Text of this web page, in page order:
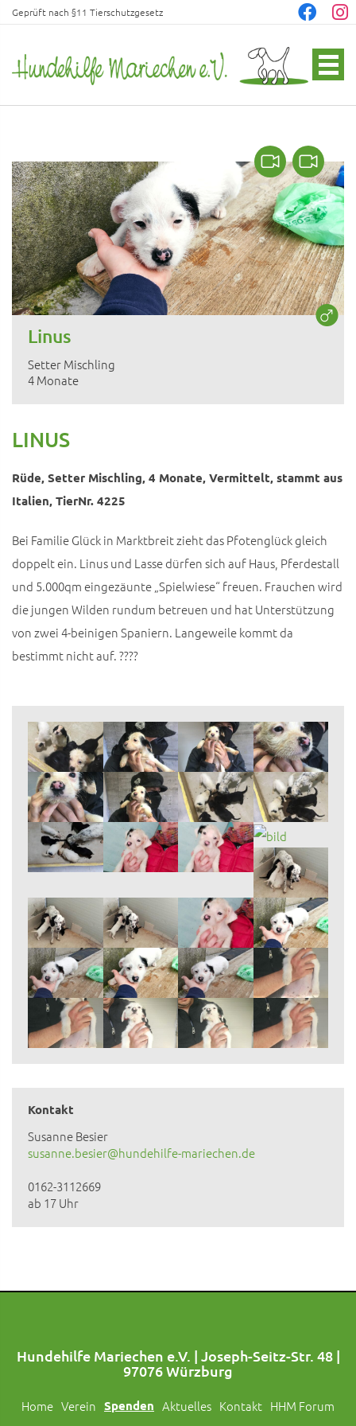
Geprüft nach §11 Tierschutzgesetz
Linus
Setter Mischling
4 Monate
LINUS
Rüde, Setter Mischling, 4 Monate, Vermittelt, stammt aus
Italien, TierNr. 4225
Bei Familie Glück in Marktbreit zieht das Pfotenglück gleich
doppelt ein. Linus und Lasse dürfen sich auf Haus, Pferdestall
und 5.000qm eingezäunte „Spielwiese“ freuen. Frauchen wird
die jungen Wilden rundum betreuen und hat Unterstützung
von zwei 4-beinigen Spaniern. Langeweile kommt da
bestimmt nicht auf. ????
Kontakt
Susanne Besier
susanne.besier@hundehilfe-mariechen.de
0162-3112669
ab 17 Uhr
Hundehilfe Mariechen e.V. | Joseph-Seitz-Str. 48 |
97076 Würzburg
Home Verein Spenden Aktuelles Kontakt HHM Forum